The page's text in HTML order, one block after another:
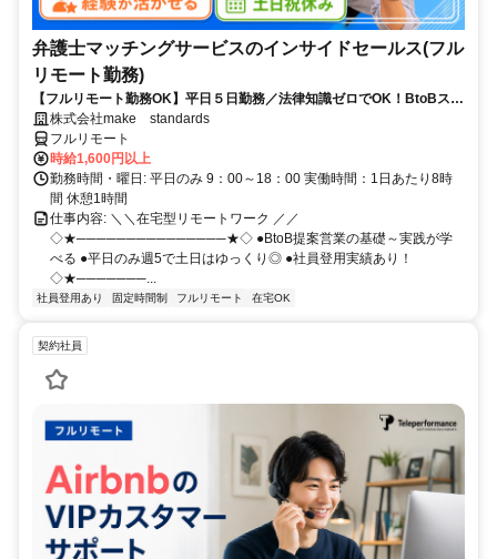
弁護士マッチングサービスのインサイドセールス(フル
リモート勤務)
【フルリモート勤務OK】平日５日勤務／法律知識ゼロでOK！BtoBスキ
ルが身につく営業職
株式会社make standards
フルリモート
時給1,600円以上
勤務時間・曜日: 平日のみ 9：00～18：00 実働時間：1日あたり8時
間 休憩1時間
仕事内容: ＼＼在宅型リモートワーク ／／
◇★───────────────★◇ ●BtoB提案営業の基礎～実践が学
べる ●平日のみ週5で土日はゆっくり◎ ●社員登用実績あり！
◇★───────...
社員登用あり 固定時間制 フルリモート 在宅OK
契約社員